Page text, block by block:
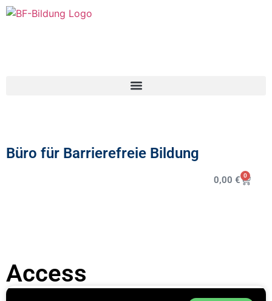
Büro für Barrierefreie Bildung
0,00 € 0
Access